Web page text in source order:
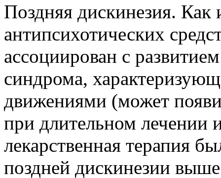
Поздняя дискинезия. Как
антипсихотических
ассоциирован с
синдрома,
движениями (может
при длительном лечении
лекарственная терапия
поздней дискинезии